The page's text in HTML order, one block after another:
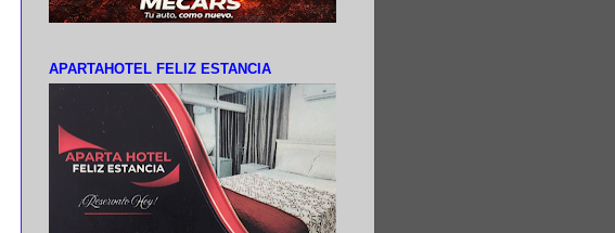
APARTAHOTEL FELIZ ESTANCIA